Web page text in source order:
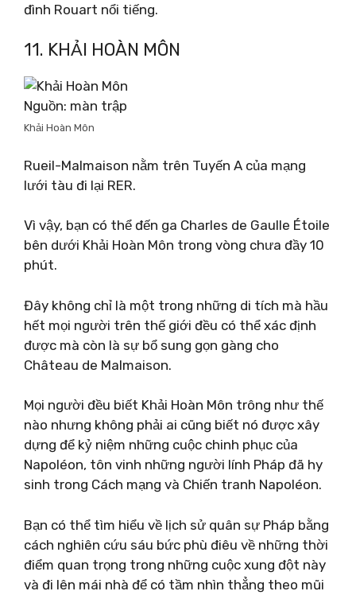
đình Rouart nổi tiếng.
11. KHẢI HOÀN MÔN
Nguồn: màn trập
Khải Hoàn Môn
Rueil-Malmaison nằm trên Tuyến A của mạng
lưới tàu đi lại RER.
Vì vậy, bạn có thể đến ga Charles de Gaulle Étoile
bên dưới Khải Hoàn Môn trong vòng chưa đầy 10
phút.
Đây không chỉ là một trong những di tích mà hầu
hết mọi người trên thế giới đều có thể xác định
được mà còn là sự bổ sung gọn gàng cho
Château de Malmaison.
Mọi người đều biết Khải Hoàn Môn trông như thế
nào nhưng không phải ai cũng biết nó được xây
dựng để kỷ niệm những cuộc chinh phục của
Napoléon, tôn vinh những người lính Pháp đã hy
sinh trong Cách mạng và Chiến tranh Napoléon.
Bạn có thể tìm hiểu về lịch sử quân sự Pháp bằng
cách nghiên cứu sáu bức phù điêu về những thời
điểm quan trọng trong những cuộc xung đột này
và đi lên mái nhà để có tầm nhìn thẳng theo mũi